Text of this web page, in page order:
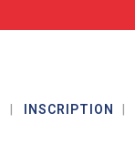
INSCRIPTION